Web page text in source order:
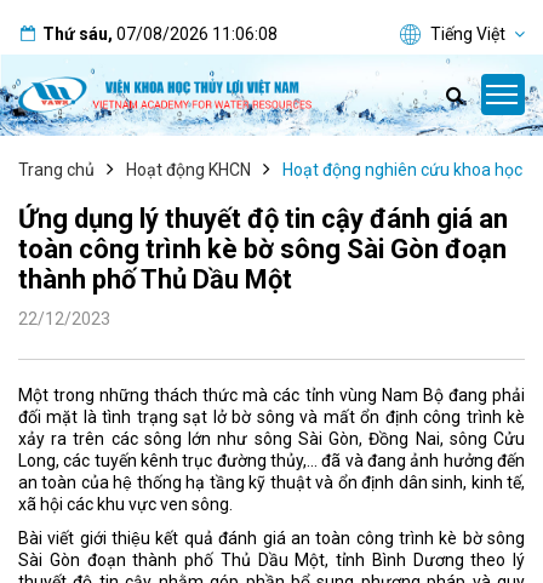
Thứ sáu, 07/08/2026 11:06:09 Tiếng Việt
Trang chủ Hoạt động KHCN Hoạt động nghiên cứu khoa học
Ứng dụng lý thuyết độ tin cậy đánh giá an
toàn công trình kè bờ sông Sài Gòn đoạn
thành phố Thủ Dầu Một
22/12/2023
Một trong những thách thức mà các tỉnh vùng Nam Bộ đang phải
đối mặt là tình trạng sạt lở bờ sông và mất ổn định công trình kè
xảy ra trên các sông lớn như sông Sài Gòn, Đồng Nai, sông Cửu
Long, các tuyến kênh trục đường thủy,… đã và đang ảnh hưởng đến
an toàn của hệ thống hạ tầng kỹ thuật và ổn định dân sinh, kinh tế,
xã hội các khu vực ven sông.
Bài viết giới thiệu kết quả đánh giá an toàn công trình kè bờ sông
Sài Gòn đoạn thành phố Thủ Dầu Một, tỉnh Bình Dương theo lý